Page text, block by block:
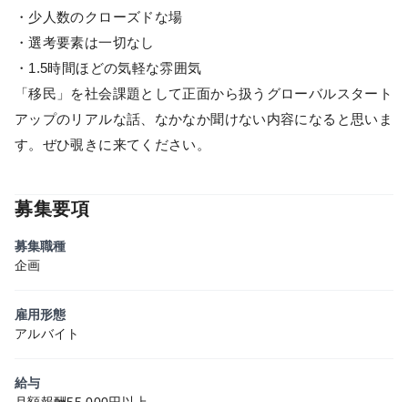
・少人数のクローズドな場
・選考要素は一切なし
・1.5時間ほどの気軽な雰囲気
「移民」を社会課題として正面から扱うグローバルスタート
アップのリアルな話、なかなか聞けない内容になると思いま
す。ぜひ覗きに来てください。
募集要項
募集職種
企画
雇用形態
アルバイト
給与